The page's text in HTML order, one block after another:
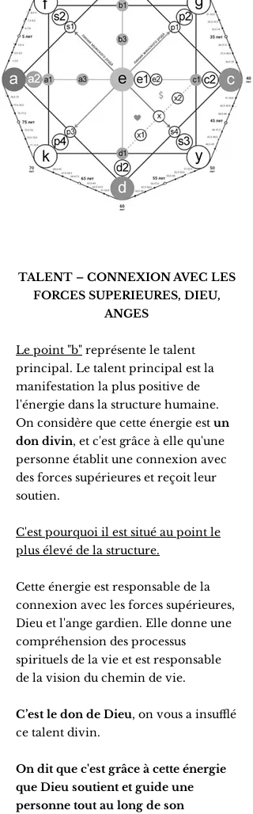
TALENT – CONNEXION AVEC LES
FORCES SUPERIEURES, DIEU,
ANGES
Le point "b" représente le talent
principal. Le talent principal est la
manifestation la plus positive de
l'énergie dans la structure humaine.
On considère que cette énergie est un
don divin, et c'est grâce à elle qu'une
personne établit une connexion avec
des forces supérieures et reçoit leur
soutien.
C'est pourquoi il est situé au point le
plus élevé de la structure.
Cette énergie est responsable de la
connexion avec les forces supérieures,
Dieu et l'ange gardien. Elle donne une
compréhension des processus
spirituels de la vie et est responsable
de la vision du chemin de vie.
C’est le don de Dieu, on vous a insufflé
ce talent divin.
On dit que c'est grâce à cette énergie
que Dieu soutient et guide une
personne tout au long de son